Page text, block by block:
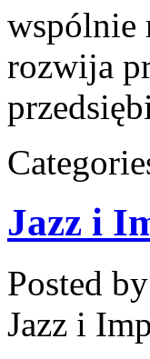
wspólnie
rozwija
Jazz i
Posted
Jazz i